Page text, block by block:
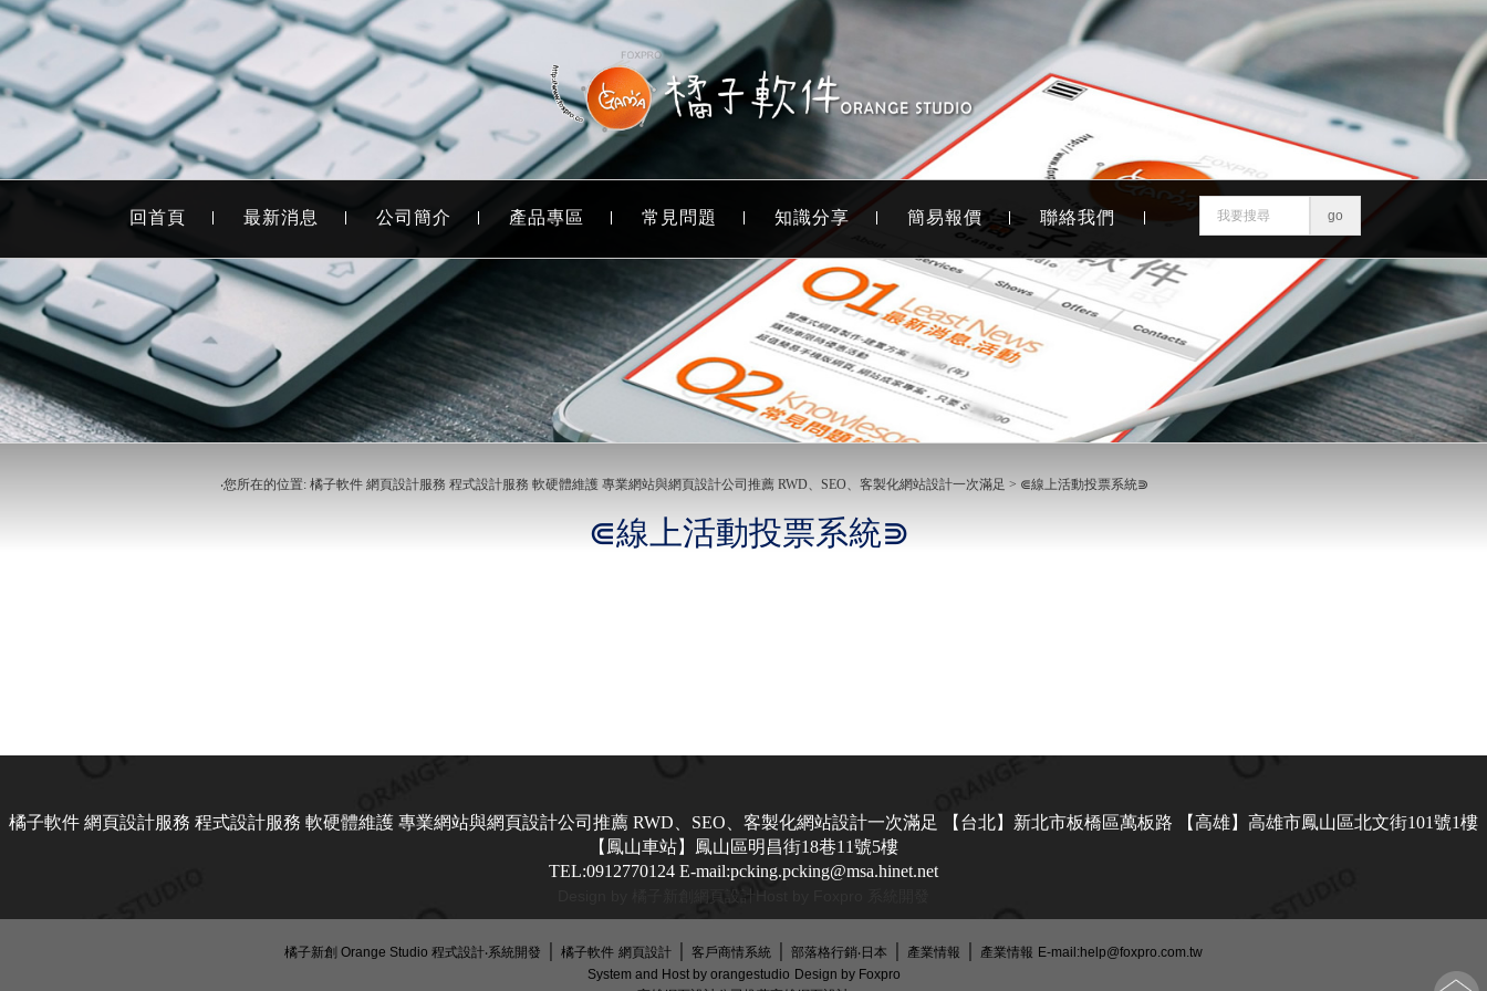
回首頁 最新消息 公司簡介 產品專區 常見問題 知識分享 簡易報價 聯絡我們
‧您所在的位置: 橘子軟件 網頁設計服務 程式設計服務 軟硬體維護 專業網站與網頁設計公司推薦 RWD、SEO、客製化網站設計一次滿足 > ⋐線上活動投票系統⋑
⋐線上活動投票系統⋑
橘子軟件 網頁設計服務 程式設計服務 軟硬體維護 專業網站與網頁設計公司推薦 RWD、SEO、客製化網站設計一次滿足
【台北】新北市板橋區萬板路 【高雄】高雄市鳳山區北文街101號1樓
【鳳山車站】鳳山區明昌街18巷11號5樓
TEL:0912770124 E-mail:pcking.pcking@msa.hinet.net
網頁設計 Host by Foxpro 系統開發
橘子新創 Orange Studio 程式設計‧系統開發 橘子軟件 網頁設計 客戶商情系統 部落格行銷‧日本 產業情報 產業情報 E-mail:help@foxpro.com.tw
System and Host by orangestudio Design by Foxpro